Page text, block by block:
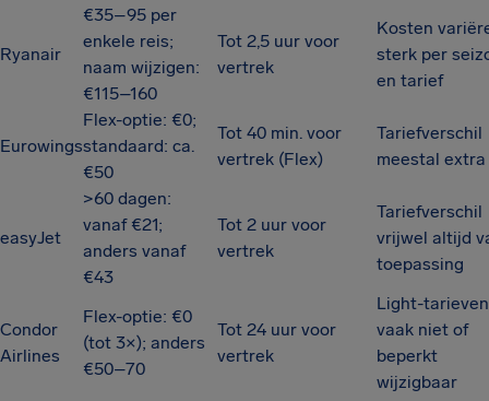
Ryanair
€35–95 per
enkele reis;
naam wijzigen:
€115–160
Tot 2,5 uur voor
vertrek
Kosten
sterk per
en tarief
Eurowings
Flex-optie: €0;
standaard: ca.
€50
Tot 40 min. voor
vertrek (Flex)
Tariefverschil
meestal extra
easyJet
>60 dagen:
vanaf €21;
anders vanaf
€43
Tot 2 uur voor
vertrek
Tariefverschil
vrijwel altijd
toepassing
Condor
Airlines
Flex-optie: €0
(tot 3×); anders
€50–70
Tot 24 uur voor
vertrek
Light-tarieven
vaak niet of
beperkt
wijzigbaar